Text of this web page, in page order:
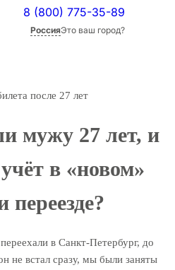
8 (800) 775-35-89
РоссияЭто ваш город?
после 27 лет
мужу 27 лет, и
в «новом»
переезде?
в Санкт-Петербург, до
не встал сразу, мы были заняты